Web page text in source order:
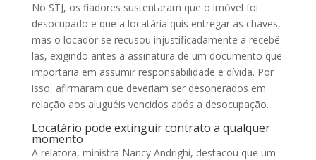
No STJ, os fiadores sustentaram que o imóvel foi
desocupado e que a locatária quis entregar as chaves,
mas o locador se recusou injustificadamente a recebê-
las, exigindo antes a assinatura de um documento que
importaria em assumir responsabilidade e dívida. Por
isso, afirmaram que deveriam ser desonerados em
relação aos aluguéis vencidos após a desocupação.
Locatário pode extinguir contrato a qualquer
momento
A relatora, ministra Nancy Andrighi, destacou que um